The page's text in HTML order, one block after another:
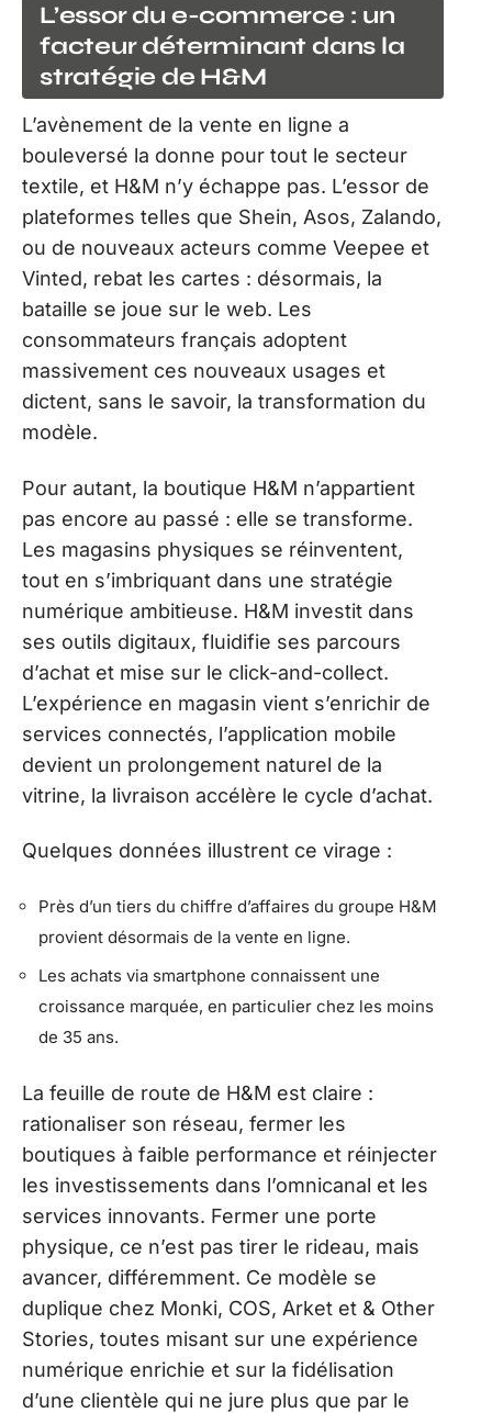
L’essor du e-commerce : un
facteur déterminant dans la
stratégie de H&M
L’avènement de la vente en ligne a
bouleversé la donne pour tout le secteur
textile, et H&M n’y échappe pas. L’essor de
plateformes telles que Shein, Asos, Zalando,
ou de nouveaux acteurs comme Veepee et
Vinted, rebat les cartes : désormais, la
bataille se joue sur le web. Les
consommateurs français adoptent
massivement ces nouveaux usages et
dictent, sans le savoir, la transformation du
modèle.
Pour autant, la boutique H&M n’appartient
pas encore au passé : elle se transforme.
Les magasins physiques se réinventent,
tout en s’imbriquant dans une stratégie
numérique ambitieuse. H&M investit dans
ses outils digitaux, fluidifie ses parcours
d’achat et mise sur le click-and-collect.
L’expérience en magasin vient s’enrichir de
services connectés, l’application mobile
devient un prolongement naturel de la
vitrine, la livraison accélère le cycle d’achat.
Quelques données illustrent ce virage :
Près d’un tiers du chiffre d’affaires du groupe H&M
provient désormais de la vente en ligne.
Les achats via smartphone connaissent une
croissance marquée, en particulier chez les moins
de 35 ans.
La feuille de route de H&M est claire :
rationaliser son réseau, fermer les
boutiques à faible performance et réinjecter
les investissements dans l’omnicanal et les
services innovants. Fermer une porte
physique, ce n’est pas tirer le rideau, mais
avancer, différemment. Ce modèle se
duplique chez Monki, COS, Arket et & Other
Stories, toutes misant sur une expérience
numérique enrichie et sur la fidélisation
d’une clientèle qui ne jure plus que par le